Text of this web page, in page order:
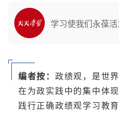
学习使我们永葆活
编者按： 政绩观，是世
在为政实践中的集中体
践行正确政绩观学习教